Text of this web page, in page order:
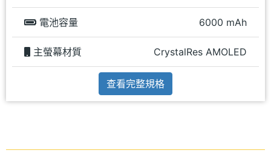
電池容量 6000 mAh
主螢幕材質 CrystalRes AMOLED
查看完整規格